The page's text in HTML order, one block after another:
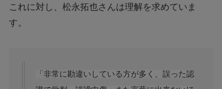
これに対し、松永拓也さんは理解を求めていま
す。
「非常に勘違いしている方が多く、誤った認